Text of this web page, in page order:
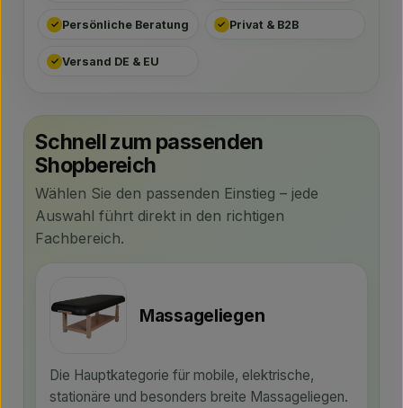
✓ Persönliche Beratung ✓ Privat & B2B
✓ Versand DE & EU
Schnell zum passenden
Shopbereich
Wählen Sie den passenden Einstieg – jede
Auswahl führt direkt in den richtigen
Fachbereich.
Massageliegen
Die Hauptkategorie für mobile, elektrische,
stationäre und besonders breite Massageliegen.